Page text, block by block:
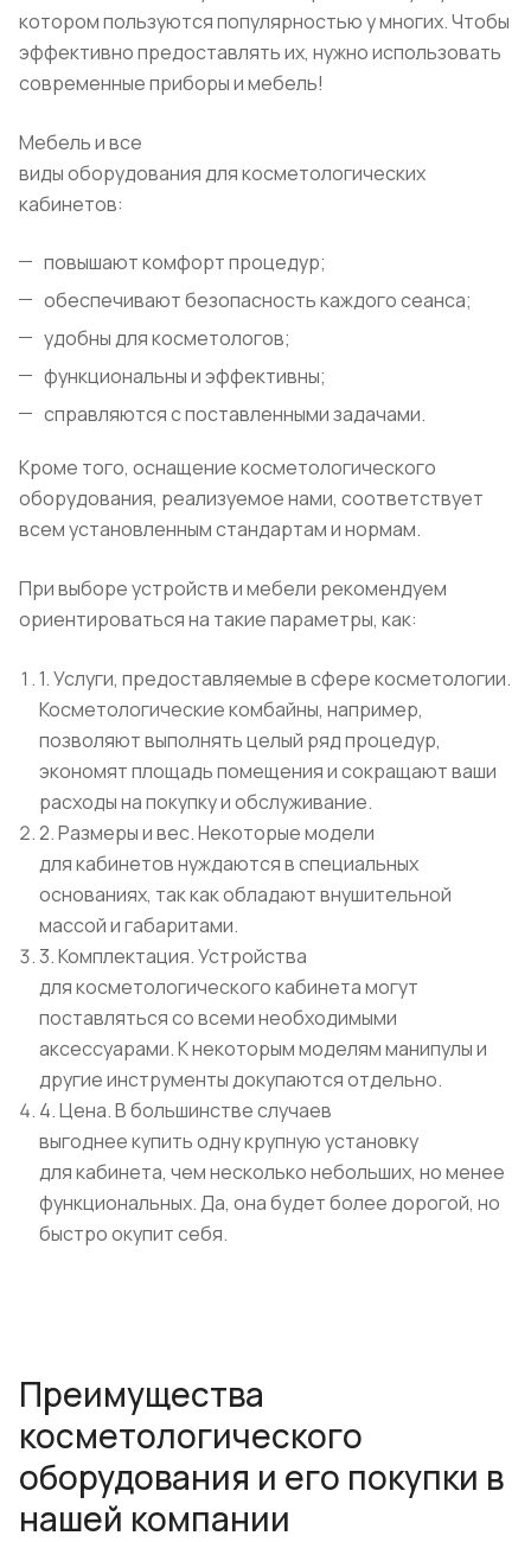
котором пользуются популярностью у многих. Чтобы
эффективно предоставлять их, нужно использовать
современные приборы и мебель!
Мебель и все
виды оборудования для косметологических
кабинетов:
повышают комфорт процедур;
обеспечивают безопасность каждого сеанса;
удобны для косметологов;
функциональны и эффективны;
справляются с поставленными задачами.
Кроме того, оснащение косметологического
оборудования, реализуемое нами, соответствует
всем установленным стандартам и нормам.
При выборе устройств и мебели рекомендуем
ориентироваться на такие параметры, как:
1. Услуги, предоставляемые в сфере косметологии.
Косметологические комбайны, например,
позволяют выполнять целый ряд процедур,
экономят площадь помещения и сокращают ваши
расходы на покупку и обслуживание.
2. Размеры и вес. Некоторые модели
для кабинетов нуждаются в специальных
основаниях, так как обладают внушительной
массой и габаритами.
3. Комплектация. Устройства
для косметологического кабинета могут
поставляться со всеми необходимыми
аксессуарами. К некоторым моделям манипулы и
другие инструменты докупаются отдельно.
4. Цена. В большинстве случаев
выгоднее купить одну крупную установку
для кабинета, чем несколько небольших, но менее
функциональных. Да, она будет более дорогой, но
быстро окупит себя.
Преимущества
косметологического
оборудования и его покупки в
нашей компании